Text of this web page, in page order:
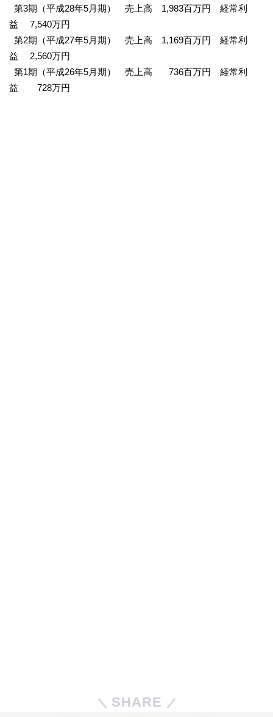
第3期（平成28年5月期） 売上高 1,983百万円 経常利
益 7,540万円
第2期（平成27年5月期） 売上高 1,169百万円 経常利
益 2,560万円
第1期（平成26年5月期） 売上高 736百万円 経常利
益 728万円
SHARE